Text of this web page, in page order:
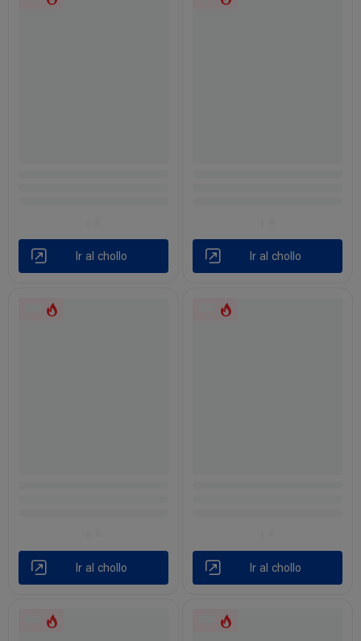
Ir al chollo Ir al chollo
Ir al chollo Ir al chollo